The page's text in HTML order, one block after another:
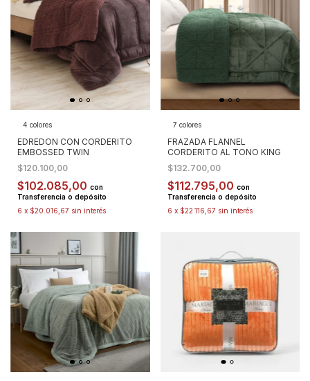
4 colores
EDREDON CON CORDERITO
EMBOSSED TWIN
$120.100,00
$102.085,00 con
Transferencia o depósito
6 x $20.016,67 sin interés
7 colores
FRAZADA FLANNEL
CORDERITO AL TONO KING
$132.700,00
$112.795,00 con
Transferencia o depósito
6 x $22.116,67 sin interés